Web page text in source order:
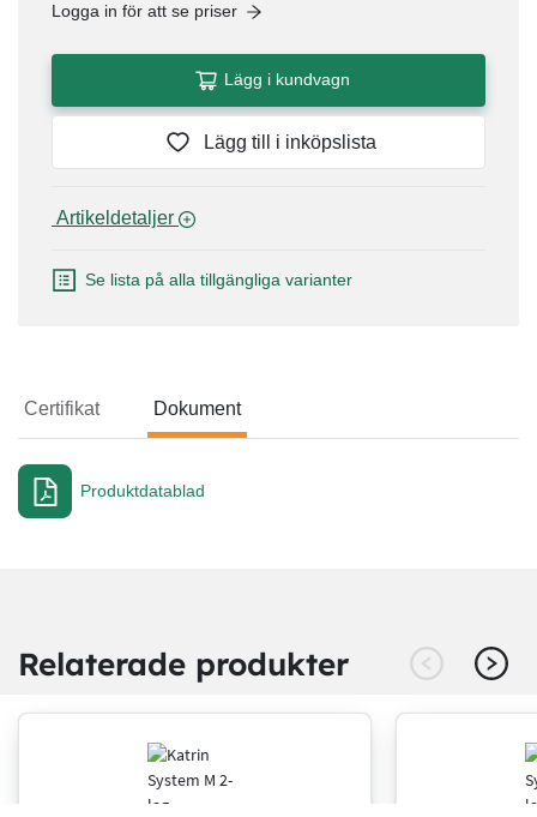
Logga in för att se priser
Lägg i kundvagn
Lägg till i inköpslista
Se lista på alla tillgängliga varianter
Certifikat Dokument
Dokument
Produktdatablad
Relaterade produkter